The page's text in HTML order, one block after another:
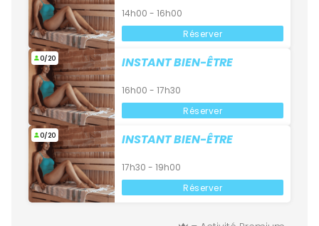
14h00 - 16h00
Réserver
0/20 INSTANT BIEN-ÊTRE
16h00 - 17h30
Réserver
0/20 INSTANT BIEN-ÊTRE
17h30 - 19h00
Réserver